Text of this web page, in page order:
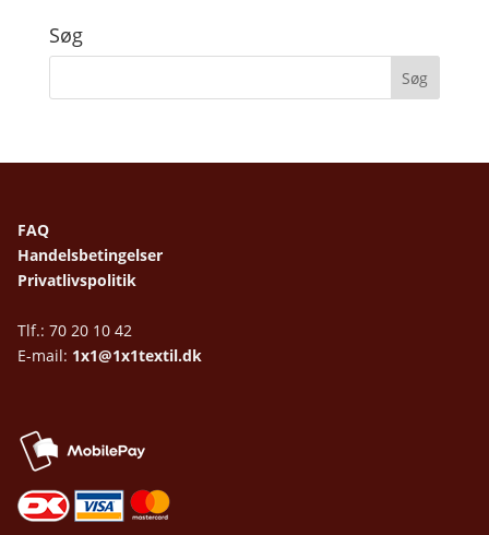
Søg
FAQ
Handelsbetingelser
Privatlivspolitik
Tlf.: 70 20 10 42
E-mail: 1x1@1x1textil.dk